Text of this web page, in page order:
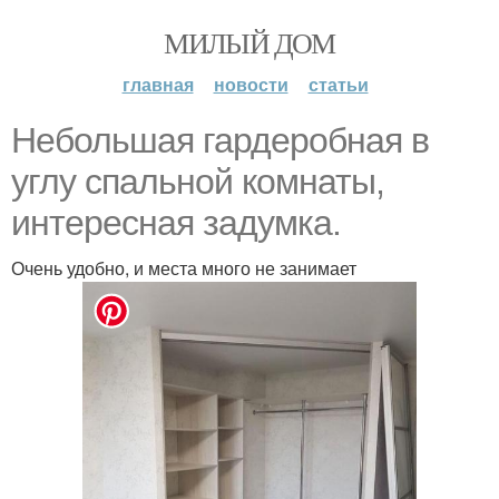
МИЛЫЙ ДОМ
главная новости статьи
Небольшая гардеробная в
углу спальной комнаты,
интересная задумка.
Очень удобно, и места много не занимает